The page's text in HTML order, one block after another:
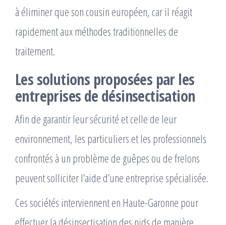
à éliminer que son cousin européen, car il réagit
rapidement aux méthodes traditionnelles de
traitement.
Les solutions proposées par les
entreprises de désinsectisation
Afin de garantir leur sécurité et celle de leur
environnement, les particuliers et les professionnels
confrontés à un problème de guêpes ou de frelons
peuvent solliciter l’aide d’une entreprise spécialisée.
Ces sociétés interviennent en Haute-Garonne pour
effectuer la désinsectisation des nids de manière